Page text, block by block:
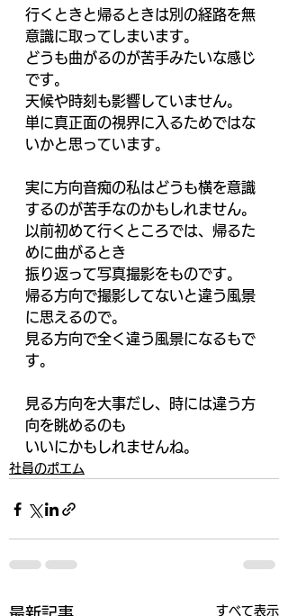
行くときと帰るときは別の経路を無
意識に取ってしまいます。
どうも曲がるのが苦手みたいな感じ
です。
天候や時刻も影響していません。
単に真正面の視界に入るためではな
いかと思っています。
実に方向音痴の私はどうも横を意識
するのが苦手なのかもしれません。
以前初めて行くところでは、帰るた
めに曲がるとき
振り返って写真撮影をものです。
帰る方向で撮影してないと違う風景
に思えるので。
見る方向で全く違う風景になるもで
す。
見る方向を大事だし、時には違う方
向を眺めるのも
いいにかもしれませんね。
社員のポエム
すべて表示